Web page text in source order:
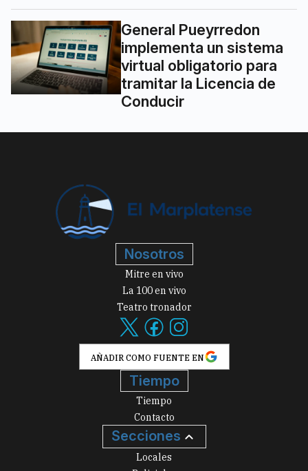
General Pueyrredon
implementa un sistema
virtual obligatorio para
tramitar la Licencia de
Conducir
Nosotros
Mitre en vivo
La 100 en vivo
Teatro tronador
AÑADIR COMO FUENTE EN
Tiempo
Tiempo
Contacto
Secciones
Locales